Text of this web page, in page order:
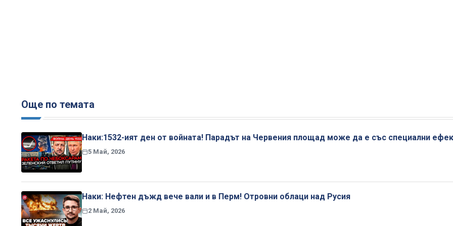
Още по темата
Наки:1532-ият ден от войната! Парадът на Червения площад може да е със специални
5 Май, 2026
Наки: Нефтен дъжд вече вали и в Перм! Отровни облаци над Русия
2 Май, 2026